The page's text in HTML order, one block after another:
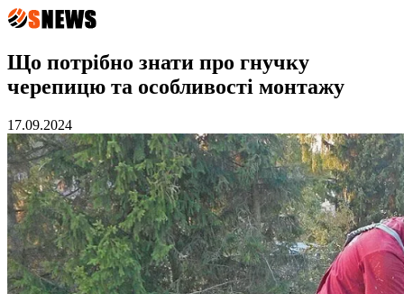
Що потрібно знати про гнучку
черепицю та особливості монтажу
17.09.2024